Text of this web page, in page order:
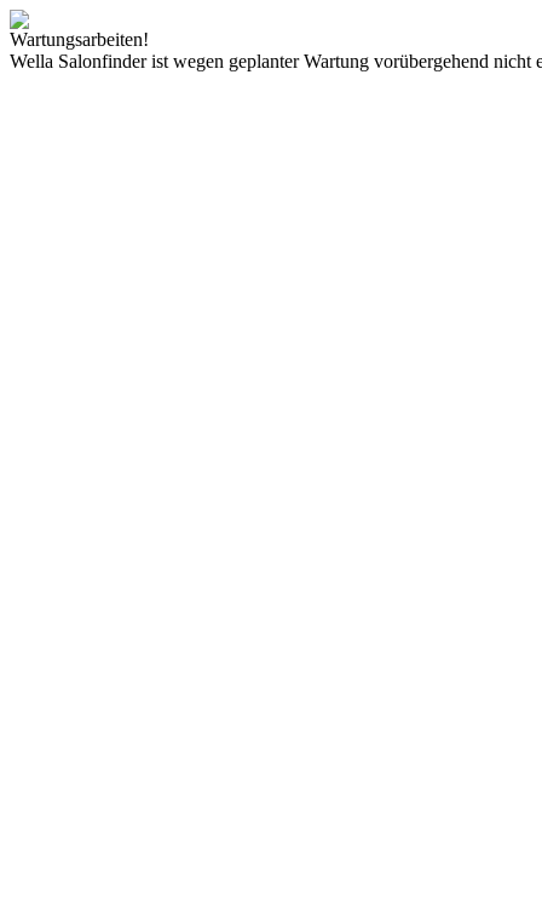
Wartungsarbeiten!
Wella Salonfinder ist wegen geplanter Wartung vorübergehend